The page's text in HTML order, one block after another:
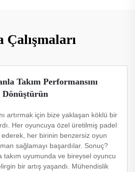
Çalışmaları
Takım Performansını
Dönüştürün
artırmak için bize yaklaşan köklü bir
Her oyuncuya özel üretilmiş padel
her birinin benzersiz oyun
sağlamayı başardılar. Sonuç?
takım uyumunda ve bireysel oyuncu
bir artış yaşandı. Mühendislik